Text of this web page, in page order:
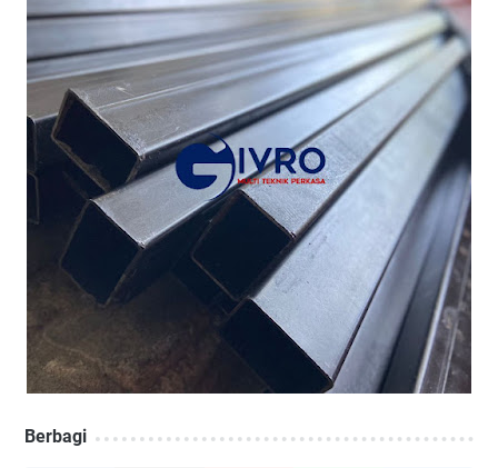
Berbagi